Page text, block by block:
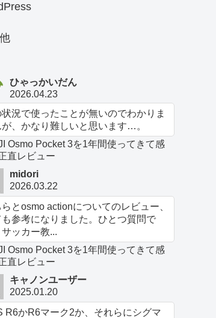
ひゃっかいだん
2026.04.23
状況で使ったことが無いのでわかりま
、かなり難しいと思います…。
Osmo Pocket 3を1年間使ってきて感
直レビュー
midori
2026.03.22
らとosmo actionについてのレビュー、
も参考になりました。ひとつ質問で
ッカー教...
Osmo Pocket 3を1年間使ってきて感
直レビュー
キャノンユーザー
2025.01.20
R6かR6マーク2か、それらにシグマ